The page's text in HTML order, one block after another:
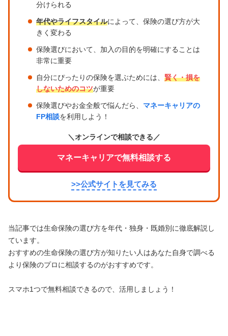
分けられる
年代やライフスタイルによって、保険の選び方が大
きく変わる
保険選びにおいて、加入の目的を明確にすることは
非常に重要
自分にぴったりの保険を選ぶためには、 賢く・損を
しないためのコツが重要
保険選びやお金全般で悩んだら、 マネーキャリアの
FP相談を利用しよう！
＼オンラインで相談できる／
マネーキャリアで無料相談する
>>公式サイトを見てみる
当記事では生命保険の選び方を年代・独身・既婚別に徹底解説し
ています。
おすすめの生命保険の選び方が知りたい人はあなた自身で調べる
より保険のプロに相談するのがおすすめです。
スマホ1つで無料相談できるので、活用しましょう！